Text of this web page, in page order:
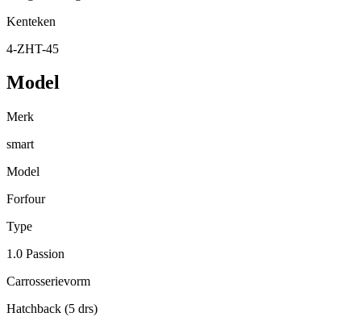
Kenteken
4-ZHT-45
Model
Merk
smart
Model
Forfour
Type
1.0 Passion
Carrosserievorm
Hatchback (5 drs)